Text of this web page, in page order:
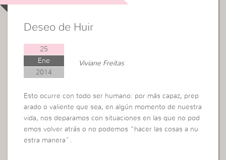
Deseo de Huir
25
Ene
2014
Viviane Freitas
Esto ocurre con todo ser humano: por más capaz, prep
arado o valiente que sea, en algún momento de nuestra
vida, nos deparamos con situaciones en las que no pod
emos volver atrás o no podemos “hacer las cosas a nu
estra manera”.